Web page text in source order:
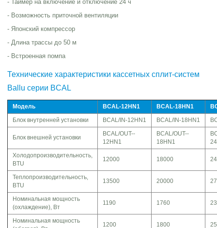
- Таймер на включение и отключение 24 ч
- Возможность приточной вентиляции
- Японский компрессор
- Длина трассы до 50 м
- Встроенная помпа
Технические характеристики кассетных сплит-систем
Ballu серии BCAL
Модель BCAL-12HN1 BCAL-18HN1
Блок внутренней установки
BCAL/IN­-12HN1 BCAL/IN­-18HN1
Блок внешней установки
BCAL/OUT-­
12HN1
BCAL/OUT-­
18HN1
Холодопроизводительность,
BTU
12000 18000
Теплопроизводительность,
BTU
13500 20000
Номинальная мощность
(охлаждение), Вт
1190 1760
Номинальная мощность
1200 1800